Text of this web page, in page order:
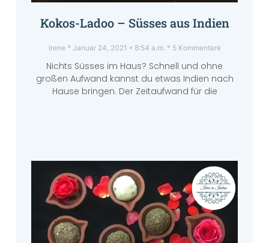
Kokos-Ladoo – Süsses aus Indien
Irene Januar 24, 2021 8:54 a.m. 5 Kommentare
Nichts Süsses im Haus? Schnell und ohne
großen Aufwand kannst du etwas Indien nach
Hause bringen. Der Zeitaufwand für die